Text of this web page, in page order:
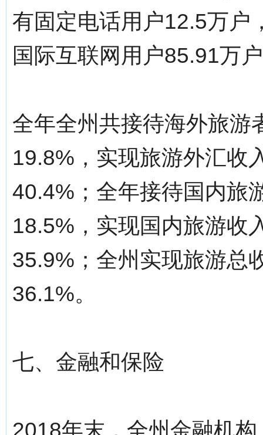
有固定电话用户12.5万户
国际互联网用户85.91万
全年全州共接待海外旅游
19.8%，实现旅游外汇收
40.4%；全年接待国内旅
18.5%，实现国内旅游收
35.9%；全州实现旅游总
36.1%。
七、金融和保险
2018年末，全州金融机